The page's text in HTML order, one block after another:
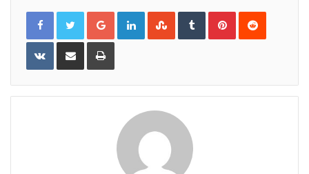
Google+LinkedInStumbleUpon
TumblrPinterestReddit
VKontakteShare
Email
Print